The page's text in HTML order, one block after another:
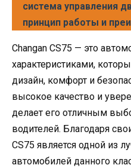
система управления
принцип работы и
Changan CS75 — это
характеристиками,
дизайн, комфорт и
высокое качество и
делает его отличным
водителей. Благодаря
CS75 является одной из
автомобилей данного